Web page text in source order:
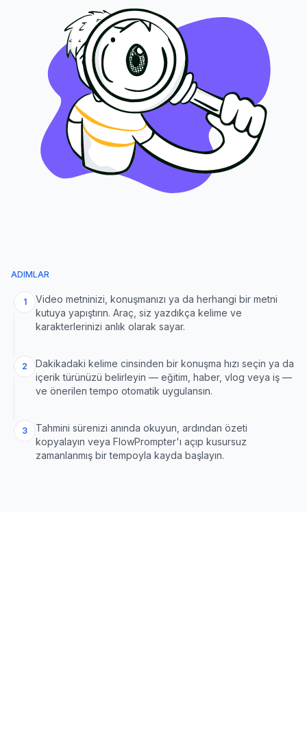
ADIMLAR
1
Video metninizi, konuşmanızı ya da herhangi bir metni
kutuya yapıştırın. Araç, siz yazdıkça kelime ve
karakterlerinizi anlık olarak sayar.
2
Dakikadaki kelime cinsinden bir konuşma hızı seçin ya da
içerik türünüzü belirleyin — eğitim, haber, vlog veya iş —
ve önerilen tempo otomatik uygulansın.
3
Tahmini sürenizi anında okuyun, ardından özeti
kopyalayın veya FlowPrompter'ı açıp kusursuz
zamanlanmış bir tempoyla kayda başlayın.